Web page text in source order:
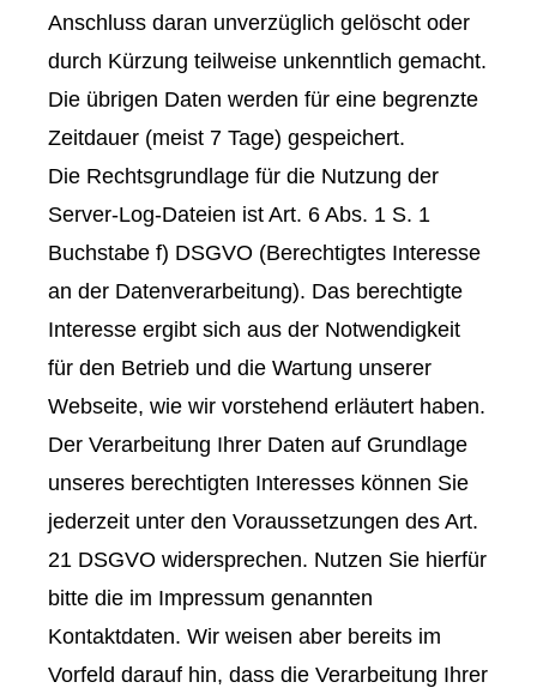
Anschluss daran unverzüglich gelöscht oder
durch Kürzung teilweise unkenntlich gemacht.
Die übrigen Daten werden für eine begrenzte
Zeitdauer (meist 7 Tage) gespeichert.
Die Rechtsgrundlage für die Nutzung der
Server-Log-Dateien ist Art. 6 Abs. 1 S. 1
Buchstabe f) DSGVO (Berechtigtes Interesse
an der Datenverarbeitung). Das berechtigte
Interesse ergibt sich aus der Notwendigkeit
für den Betrieb und die Wartung unserer
Webseite, wie wir vorstehend erläutert haben.
Der Verarbeitung Ihrer Daten auf Grundlage
unseres berechtigten Interesses können Sie
jederzeit unter den Voraussetzungen des Art.
21 DSGVO widersprechen. Nutzen Sie hierfür
bitte die im Impressum genannten
Kontaktdaten. Wir weisen aber bereits im
Vorfeld darauf hin, dass die Verarbeitung Ihrer